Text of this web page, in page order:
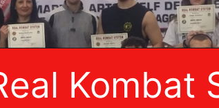
Kombat